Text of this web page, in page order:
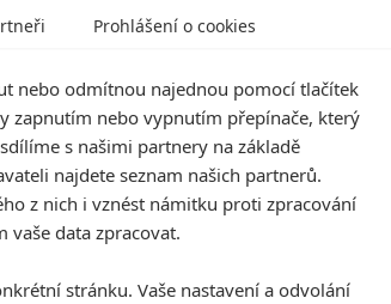
8
POSLEDNÍ
Prohlášení o cookies
nebo odmítnou najednou pomocí tlačítek
zapnutím nebo vypnutím přepínače, který
s našimi partnery na základě
najdete seznam našich partnerů.
z nich i vznést námitku proti zpracování
vaše data zpracovat.
stránku. Vaše nastavení a odvolání